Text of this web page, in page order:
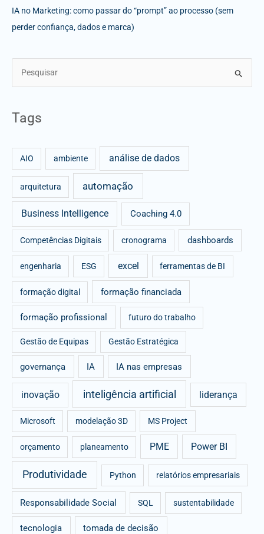
IA no Marketing: como passar do “prompt” ao processo (sem
perder confiança, dados e marca)
f
Tags
AIO ambiente análise de dados
arquitetura automação
Business Intelligence Coaching 4.0
Competências Digitais cronograma dashboards
engenharia ESG excel ferramentas de BI
formação digital formação financiada
formação profissional futuro do trabalho
Gestão de Equipas Gestão Estratégica
governança IA IA nas empresas
inovação inteligência artificial liderança
Microsoft modelação 3D MS Project
orçamento planeamento PME Power BI
Produtividade Python relatórios empresariais
Responsabilidade Social SQL sustentabilidade
tecnologia tomada de decisão